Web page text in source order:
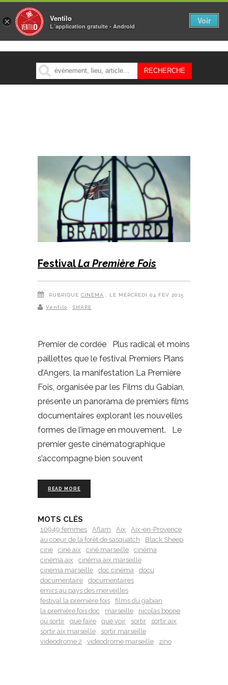
MENU
FestivalLa Première Fois
RUBRIQUE CINÉMA , LE MERCREDI 04 FÉV 2015
Ventilo SHARE
Premier de cordée Plus radical et moins
paillettes que le festival Premiers Plans
d’Angers, la manifestation La Première
Fois, organisée par les Films du Gabian,
présente un panorama de premiers films
documentaires explorant les nouvelles
formes de l’image en mouvement. Le
premier geste cinématographique
s’accompagne bien souvent
READ MORE
MOTS CLÉS
10949 femmes Aflam Aix
Aix-en-Provence
au coeur de la forêt de sasquatch
Black Sheep
ciné
ciné aix ciné marseille
cinéma
cinéma aix
cinéma aix marseille
cinema marseille
doc cinéma
docu
documentaire
documentaires
emirs au pays des merveilles
festival la première fois
films du gabian
la première fois doc
marseille
nicolas boone
où sortir
que faire que voir sortir
sortir aix
sortir aix marseille
sortir marseille
videodrome 2
videodrome marseille zino
× Ventilo
L´application gratuite - Android
Voir